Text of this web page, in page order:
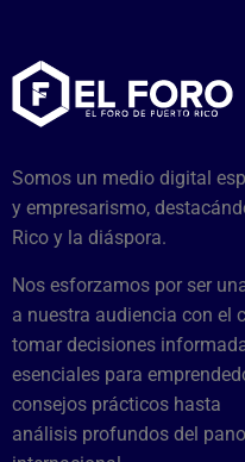
Somos un medio digital
y empresarismo,
Rico y la diáspora.
Nos esforzamos por ser
a nuestra audiencia con el
tomar decisiones
esenciales para
consejos prácticos hasta
análisis profundos del